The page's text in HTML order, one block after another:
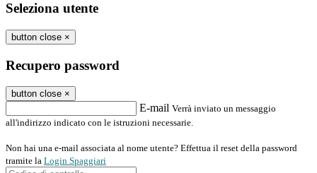
Seleziona utente
button close ×
Recupero password
button close ×
E-mail Verrà inviato un messaggio
all'indirizzo indicato con le istruzioni necessarie.
Non hai una e-mail associata al nome utente? Effettua il reset della password
tramite la Login Spaggiari